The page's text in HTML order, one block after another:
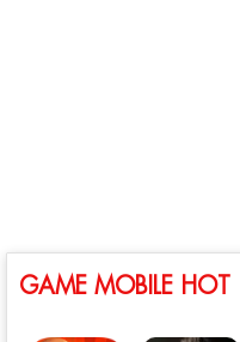
GAME MOBILE HOT